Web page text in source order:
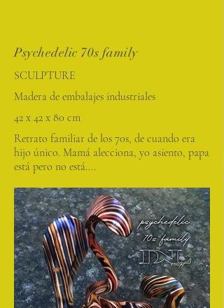
Psychedelic 70s family
SCULPTURE
Madera de embalajes industriales
42 x 42 x 80 cm
Retrato familiar de los 70s, de cuando era
hijo único. Mamá alecciona, yo asiento, papa
está pero no está….